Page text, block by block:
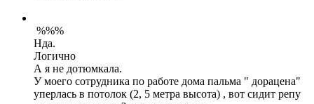
%%%
Нда.
Логично
А я не дотю­мкала.
У моего сотр­удника по работе дома пальма " дорацена"
упер­лась в потолок (2, 5 метра высота) , вот сидит репу